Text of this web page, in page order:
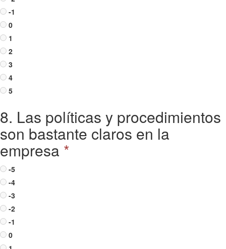
-1
0
1
2
3
4
5
8. Las políticas y procedimientos
son bastante claros en la
empresa *
-5
-4
-3
-2
-1
0